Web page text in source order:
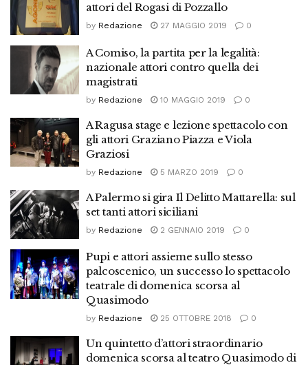
attori del Rogasi di Pozzallo
by Redazione 27 MAGGIO 2019 0
A Comiso, la partita per la legalità:
nazionale attori contro quella dei
magistrati
by Redazione 10 MAGGIO 2019 0
A Ragusa stage e lezione spettacolo con
gli attori Graziano Piazza e Viola
Graziosi
by Redazione 5 MARZO 2019 0
A Palermo si gira Il Delitto Mattarella: sul
set tanti attori siciliani
by Redazione 2 GENNAIO 2019 0
Pupi e attori assieme sullo stesso
palcoscenico, un successo lo spettacolo
teatrale di domenica scorsa al
Quasimodo
by Redazione 25 OTTOBRE 2018 0
Un quintetto d’attori straordinario
domenica scorsa al teatro Quasimodo di